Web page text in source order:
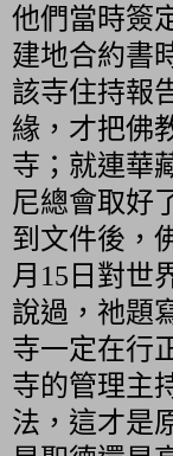
他們當時簽
建地合約書
該寺住持報
緣，才把佛
寺；就連華
尼總會取好
到文件後，
月 15 日對世
說過，祂題
寺一定在行
寺的管理主
法，這才是